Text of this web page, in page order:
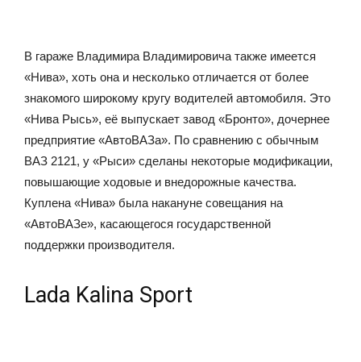
В гараже Владимира Владимировича также имеется
«Нива», хоть она и несколько отличается от более
знакомого широкому кругу водителей автомобиля. Это
«Нива Рысь», её выпускает завод «Бронто», дочернее
предприятие «АвтоВАЗа». По сравнению с обычным
ВАЗ 2121, у «Рыси» сделаны некоторые модификации,
повышающие ходовые и внедорожные качества.
Куплена «Нива» была накануне совещания на
«АвтоВАЗе», касающегося государственной
поддержки производителя.
Lada Kalina Sport